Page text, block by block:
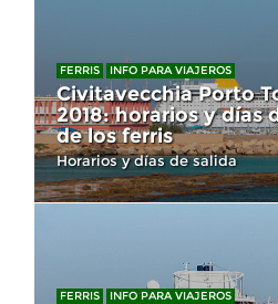
FERRIS INFO PARA VIAJEROS
Civitavecchia Porto
2018: horarios y días
de los ferris
Horarios y días de salida
FERRIS INFO PARA VIAJEROS